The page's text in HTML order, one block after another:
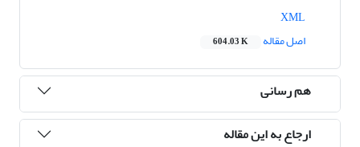
اصل مقاله
604.03 K
هم رسانی
ارجاع به این مقاله